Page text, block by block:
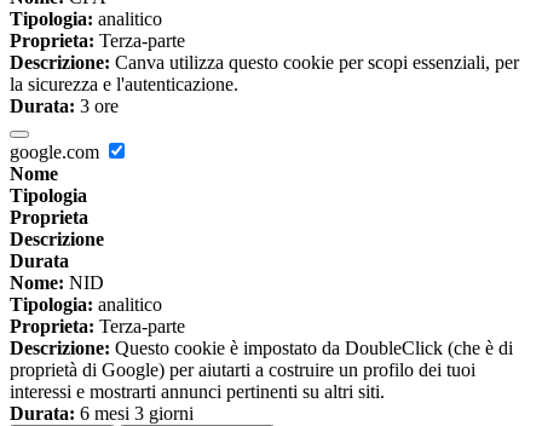
Tipologia: analitico
Proprieta: Terza-parte
Descrizione: Canva utilizza questo cookie per scopi essenziali, per
la sicurezza e l'autenticazione.
Durata: 3 ore
google.com
Nome
Tipologia
Proprieta
Descrizione
Durata
Nome: NID
Tipologia: analitico
Proprieta: Terza-parte
Descrizione: Questo cookie è impostato da DoubleClick (che è di
proprietà di Google) per aiutarti a costruire un profilo dei tuoi
interessi e mostrarti annunci pertinenti su altri siti.
Durata: 6 mesi 3 giorni